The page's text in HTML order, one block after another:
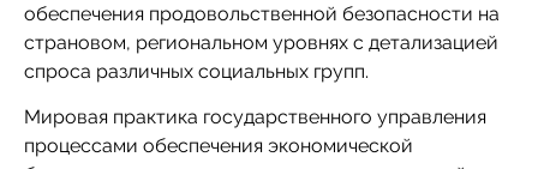
обеспечения продовольственной безопасности на
страновом, региональном уровнях с детализацией
спроса различных социальных групп.
Мировая практика государственного управления
процессами обеспечения экономической